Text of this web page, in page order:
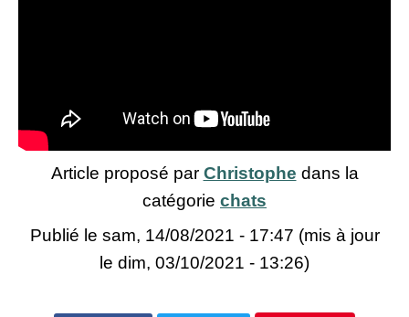
Article proposé par Christophe dans la
catégorie chats
Publié le sam, 14/08/2021 - 17:47 (mis à jour
le dim, 03/10/2021 - 13:26)